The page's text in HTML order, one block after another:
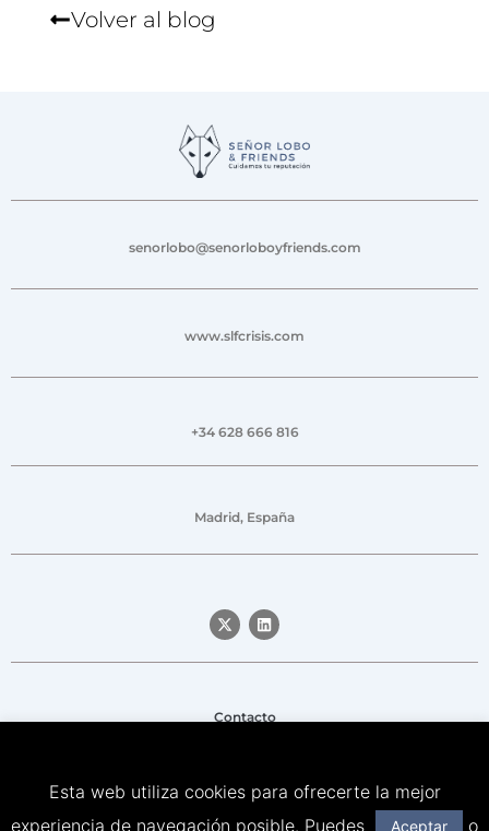
Volver al blog
senorlobo@senorloboyfriends.com
www.slfcrisis.com
+34 628 666 816
Madrid, España
Contacto
Política de privacidad
Esta web utiliza cookies para ofrecerte la mejor
experiencia de navegación posible. Puedes
Aceptar o